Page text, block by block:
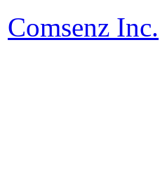
Comsenz Inc.